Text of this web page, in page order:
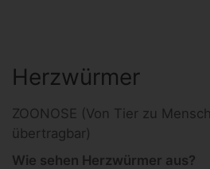
Herzwürmer
ZOONOSE (Von Tier zu
übertragbar)
Wie sehen Herzwürmer aus?